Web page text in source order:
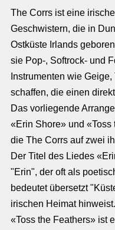
The Corrs ist eine
Geschwistern, die in
Ostküste Irlands
sie Pop-, Softrock- und
Instrumenten wie
schaffen, die einen
Das vorliegende
«Erin Shore» und
die The Corrs auf zwei
Der Titel des Liedes
"Erin", der oft als
bedeutet übersetzt
irischen Heimat hinweist.
«Toss the Feathers» ist